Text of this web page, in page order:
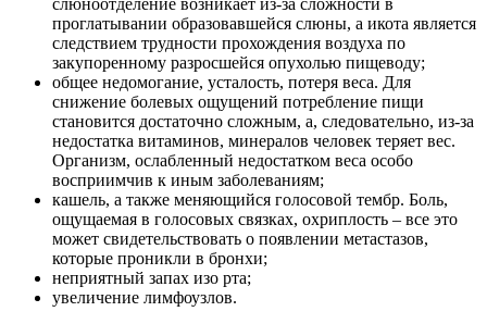
слюноотделение возникает из-за сложности в
проглатывании образовавшейся слюны, а икота является
следствием трудности прохождения воздуха по
закупоренному разросшейся опухолью пищеводу;
общее недомогание, усталость, потеря веса. Для
снижение болевых ощущений потребление пищи
становится достаточно сложным, а, следовательно, из-за
недостатка витаминов, минералов человек теряет вес.
Организм, ослабленный недостатком веса особо
восприимчив к иным заболеваниям;
кашель, а также меняющийся голосовой тембр. Боль,
ощущаемая в голосовых связках, охриплость – все это
может свидетельствовать о появлении метастазов,
которые проникли в бронхи;
неприятный запах изо рта;
увеличение лимфоузлов.